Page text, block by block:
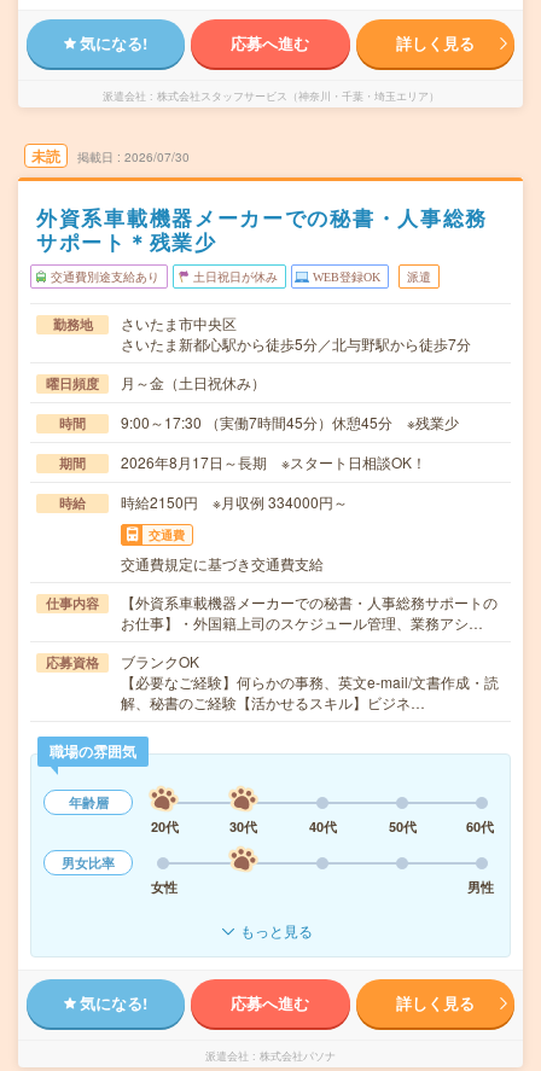
気になる! 応募へ進む 詳しく見る
派遣会社 株式会社スタッフサービス（神奈川・千葉・埼玉エリア）
未読 掲載日 2026/07/30
外資系車載機器メーカーでの秘書・人事総務
サポート＊残業少
交通費別途支給あり 土日祝日が休み WEB登録OK 派遣
勤務地
さいたま市中央区
さいたま新都心駅から徒歩5分／北与野駅から徒歩7分
曜日頻度 月～金（土日祝休み）
時間 9:00～17:30 （実働7時間45分）休憩45分 ※残業少
期間 2026年8月17日～長期 ※スタート日相談OK！
時給 時給2150円 ※月収例 334000円～
交通費
交通費規定に基づき交通費支給
仕事内容
【外資系車載機器メーカーでの秘書・人事総務サポートの
お仕事】・外国籍上司のスケジュール管理、業務アシ…
応募資格
ブランクOK
【必要なご経験】何らかの事務、英文e-mail/文書作成・読
解、秘書のご経験【活かせるスキル】ビジネ…
職場の雰囲気
年齢層
20代
30代 40代 50代
60代
男女比率
女性
男性
もっと見る
気になる! 応募へ進む 詳しく見る
派遣会社 株式会社パソナ